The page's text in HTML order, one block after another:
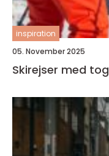
inspiration
05. November 2025
Skirejser med tog